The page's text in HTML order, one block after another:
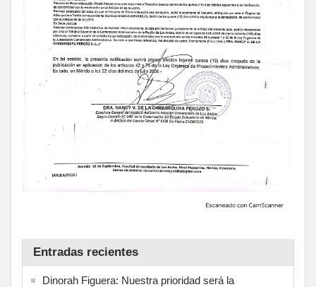
Entradas recientes
Dinorah Figuera: Nuestra prioridad será la